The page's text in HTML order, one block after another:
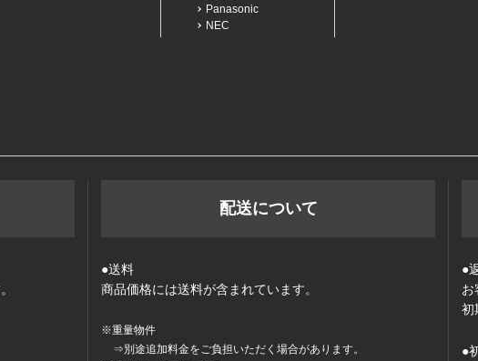
Panasonic
NEC
配送について
●送料
商品価格には送料が含まれています。
※重量物件
⇒別途追加料金をご負担いただく場合があります。
●
お
初
●